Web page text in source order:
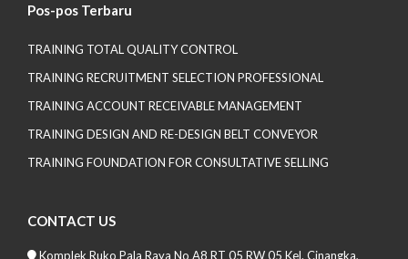
Pos-pos Terbaru
TRAINING TOTAL QUALITY CONTROL
TRAINING RECRUITMENT SELECTION PROFESSIONAL
TRAINING ACCOUNT RECEIVABLE MANAGEMENT
TRAINING DESIGN AND RE-DESIGN BELT CONVEYOR
TRAINING FOUNDATION FOR CONSULTATIVE SELLING
CONTACT US
Komplek Ruko Pala Raya No A8 RT 05 RW 05 Kel. Cinangka,